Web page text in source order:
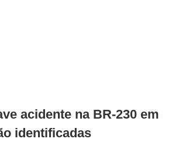
acidente na BR-230 em
identificadas